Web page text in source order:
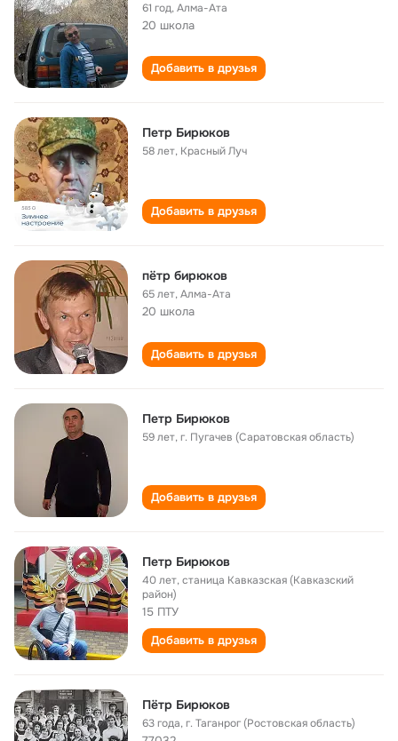
61 год,Алма-Ата
20 школа
Добавить в друзья
Петр Бирюков
58 лет, Красный Луч
Добавить в друзья
пётр бирюков
65 лет,Алма-Ата
20 школа
Добавить в друзья
Петр Бирюков
59 лет,г. Пугачев (Саратовская область)
Добавить в друзья
Петр Бирюков
40 лет,станица Кавказская (Кавказский
район)
15 ПТУ
Добавить в друзья
Пётр Бирюков
63 года,г. Таганрог (Ростовская область)